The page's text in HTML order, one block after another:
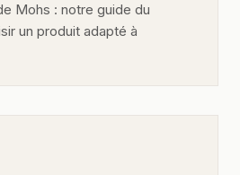
Mohs : notre guide du
un produit adapté à